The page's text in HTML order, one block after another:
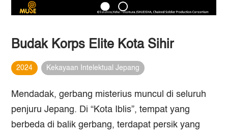
Budak Korps Elite Kota Sihir
2024 Kekayaan Intelektual Jepang
Mendadak, gerbang misterius muncul di seluruh
penjuru Jepang. Di “Kota Iblis”, tempat yang
berbeda di balik gerbang, terdapat persik yang